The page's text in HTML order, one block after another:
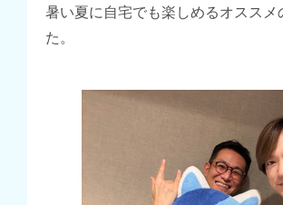
暑い夏に自宅でも楽しめるオスス
た。